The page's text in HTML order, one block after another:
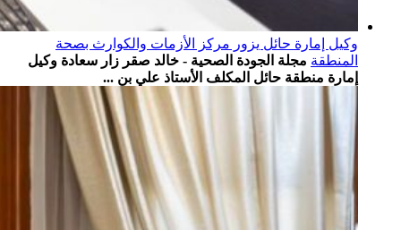
وكيل إمارة حائل يزور مركز الأزمات والكوارث بصحة
المنطقة مجلة الجودة الصحية - خالد صقر زار سعادة وكيل
إمارة منطقة حائل المكلف الأستاذ علي بن ...